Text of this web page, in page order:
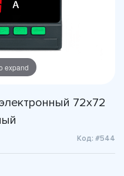
expand
72x72
Код: #544